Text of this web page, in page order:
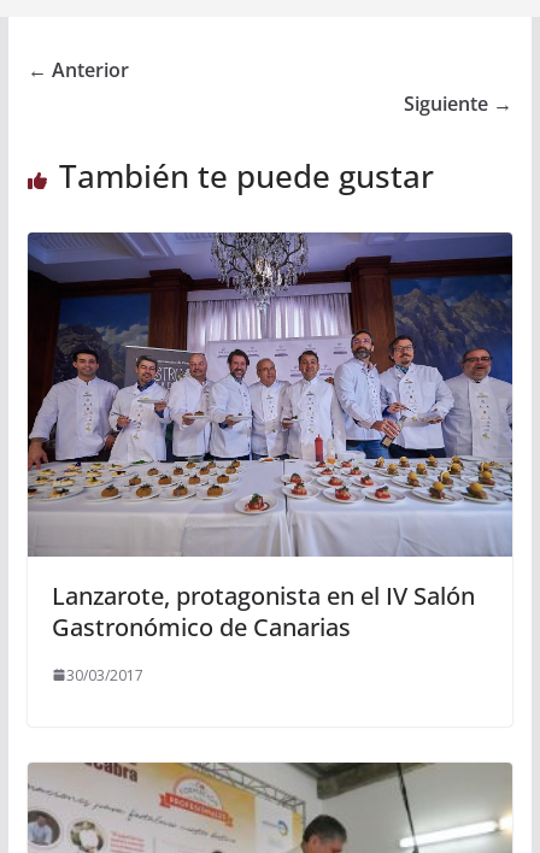
← Anterior
Siguiente →
También te puede gustar
Lanzarote, protagonista en el IV Salón
Gastronómico de Canarias
30/03/2017